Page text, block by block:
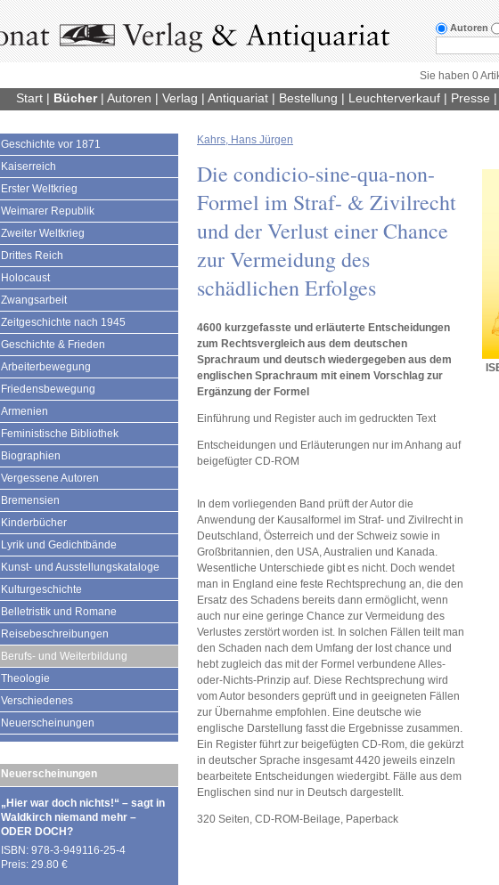
Autoren
Sie haben 0
Start| Bücher| Autoren | Verlag | Antiquariat| Bestellung | Leuchterverkauf| Presse |
Geschichte vor 1871
Kaiserreich
Erster Weltkrieg
Weimarer Republik
Zweiter Weltkrieg
Drittes Reich
Holocaust
Zwangsarbeit
Zeitgeschichte nach 1945
Geschichte & Frieden
Arbeiterbewegung
Friedensbewegung
Armenien
Feministische Bibliothek
Biographien
Vergessene Autoren
Bremensien
Kinderbücher
Lyrik und Gedichtbände
Kunst- und Ausstellungskataloge
Kulturgeschichte
Belletristik und Romane
Reisebeschreibungen
Berufs- und Weiterbildung
Theologie
Verschiedenes
Neuerscheinungen
Neuerscheinungen
„Hier war doch nichts!“ – sagt in
Waldkirch niemand mehr –
ODER DOCH?
ISBN: 978-3-949116-25-4
Preis: 29.80 €
Kahrs, Hans Jürgen
Die condicio-sine-qua-non-
Formel im Straf- & Zivilrecht
und der Verlust einer Chance
zur Vermeidung des
schädlichen Erfolges
4600 kurzgefasste und erläuterte Entscheidungen
zum Rechtsvergleich aus dem deutschen
Sprachraum und deutsch wiedergegeben aus dem
englischen Sprachraum mit einem Vorschlag zur
Ergänzung der Formel
Einführung und Register auch im gedruckten Text
Entscheidungen und Erläuterungen nur im Anhang auf
beigefügter CD-ROM
In dem vorliegenden Band prüft der Autor die
Anwendung der Kausalformel im Straf- und Zivilrecht in
Deutschland, Österreich und der Schweiz sowie in
Großbritannien, den USA, Australien und Kanada.
Wesentliche Unterschiede gibt es nicht. Doch wendet
man in England eine feste Rechtsprechung an, die den
Ersatz des Schadens bereits dann ermöglicht, wenn
auch nur eine geringe Chance zur Vermeidung des
Verlustes zerstört worden ist. In solchen Fällen teilt man
den Schaden nach dem Umfang der lost chance und
hebt zugleich das mit der Formel verbundene Alles-
oder-Nichts-Prinzip auf. Diese Rechtsprechung wird
vom Autor besonders geprüft und in geeigneten Fällen
zur Übernahme empfohlen. Eine deutsche wie
englische Darstellung fasst die Ergebnisse zusammen.
Ein Register führt zur beigefügten CD-Rom, die gekürzt
in deutscher Sprache insgesamt 4420 jeweils einzeln
bearbeitete Entscheidungen wiedergibt. Fälle aus dem
Englischen sind nur in Deutsch dargestellt.
320 Seiten, CD-ROM-Beilage, Paperback